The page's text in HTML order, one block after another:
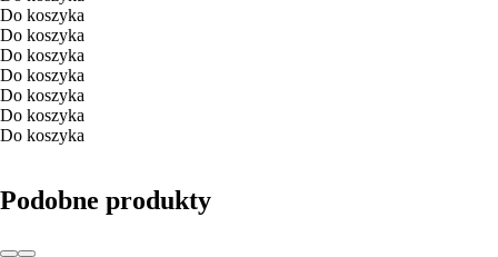
Do koszyka
Do koszyka
Do koszyka
Do koszyka
Do koszyka
Do koszyka
Do koszyka
Podobne produkty